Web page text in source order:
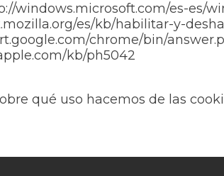
windows.microsoft.com/es-
es/kb/habilitar-y-
chrome/bin/
kb/ph5042
qué uso hacemos de las